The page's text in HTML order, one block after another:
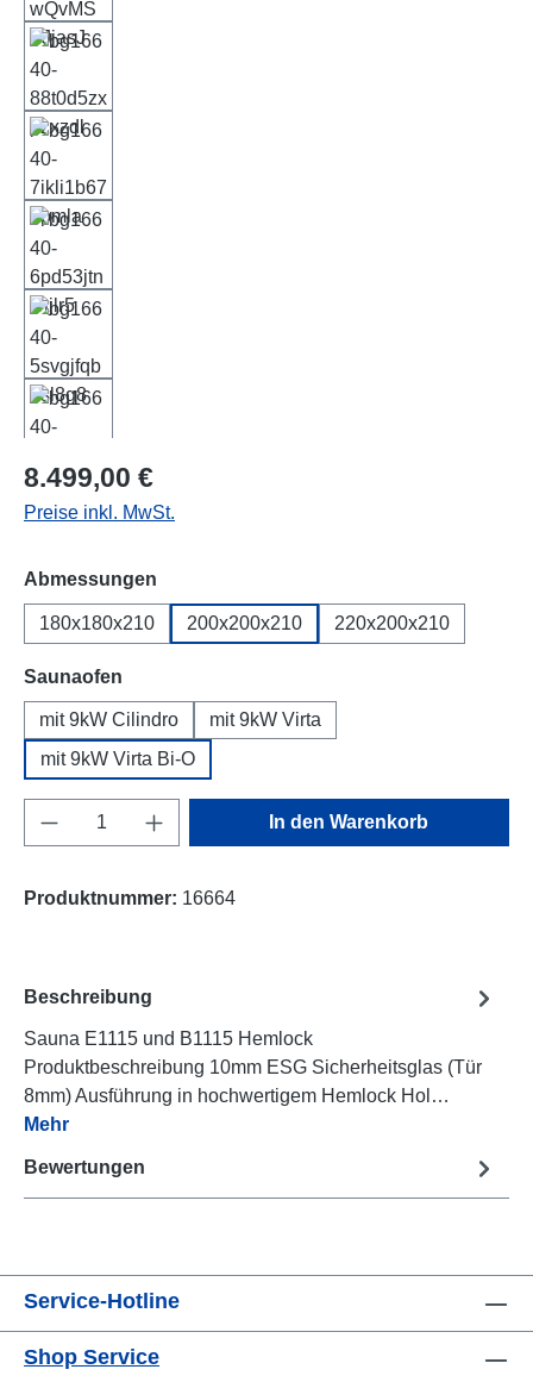
Regulärer Preis:
8.499,00 €
Preise inkl. MwSt.
Abmessungen
180x180x210 200x200x210 220x200x210
Saunaofen
mit 9kW Cilindro
mit 9kW Virta
mit 9kW Virta Bi-O
Produkt Anzahl: Gib den gewünschten
In den Warenkorb
Produktnummer: 16664
Beschreibung
Sauna E1115 und B1115 Hemlock
Produktbeschreibung 10mm ESG Sicherheitsglas (Tür
8mm) Ausführung in hochwertigem Hemlock Hol…
Mehr
Bewertungen
Service-Hotline
Shop Service